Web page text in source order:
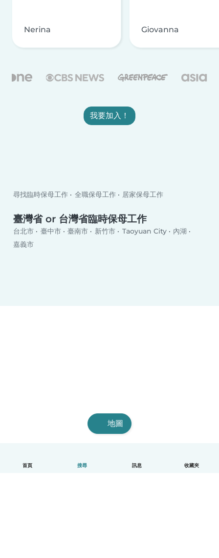
首頁 搜尋 訊息 收藏夾
Nerina Giovanna
我要加入！
尋找臨時保母工作 全職保母工作 居家保母工作
臺灣省 or 台灣省臨時保母工作
台北市 臺中市 臺南市 新竹市 Taoyuan City
內湖
嘉義市
地圖